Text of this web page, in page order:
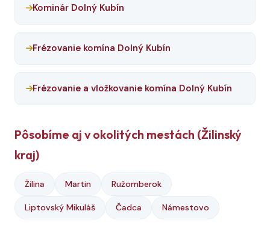
Kominár Dolný Kubín
Frézovanie komína Dolný Kubín
Frézovanie a vložkovanie komína Dolný Kubín
Pôsobíme aj v okolitých mestách (Žilinský
kraj)
Žilina Martin Ružomberok
Liptovský Mikuláš Čadca Námestovo